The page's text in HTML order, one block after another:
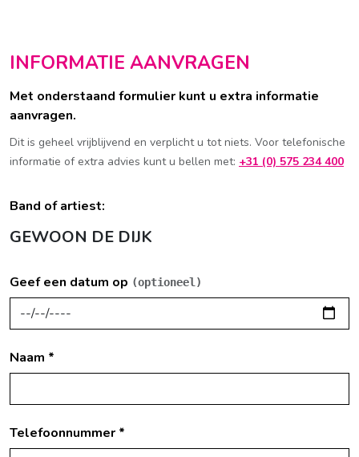
INFORMATIE AANVRAGEN
Met onderstaand formulier kunt u extra informatie
aanvragen.
Dit is geheel vrijblijvend en verplicht u tot niets. Voor telefonische
informatie of extra advies kunt u bellen met: +31 (0) 575 234 400
Band of artiest:
GEWOON DE DIJK
Geef een datum op (optioneel)
Naam *
Telefoonnummer *